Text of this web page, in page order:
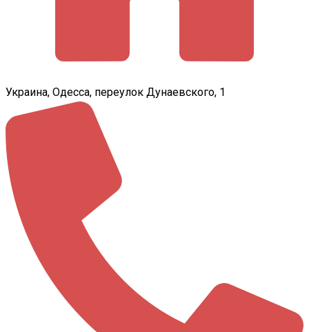
Украина, Одесса, переулок Дунаевского, 1